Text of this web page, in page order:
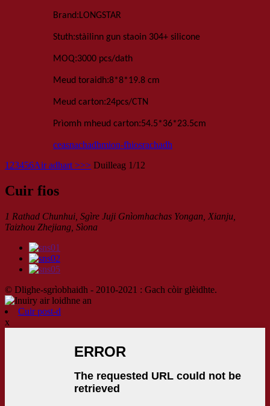
Brand:LONGSTAR
Stuth:stàilinn gun staoin 304+ silicone
MOQ:3000 pcs/dath
Meud toraidh:8*8*19.8 cm
Meud carton:24pcs/CTN
Prìomh mheud carton:54.5*36*23.5cm
ceasnachadhmion-fhiosrachadh
1 23456Air adhart >>> Duilleag 1/12
Cuir fios
1 Rathad Chunhui, Sgìre Juji Gnìomhachas Yongan, Xianju,
Taizhou Zhejiang, Sìona
© Dlighe-sgrìobhaidh - 2010-2021 : Gach còir glèidhte.
Cuir post-d
x